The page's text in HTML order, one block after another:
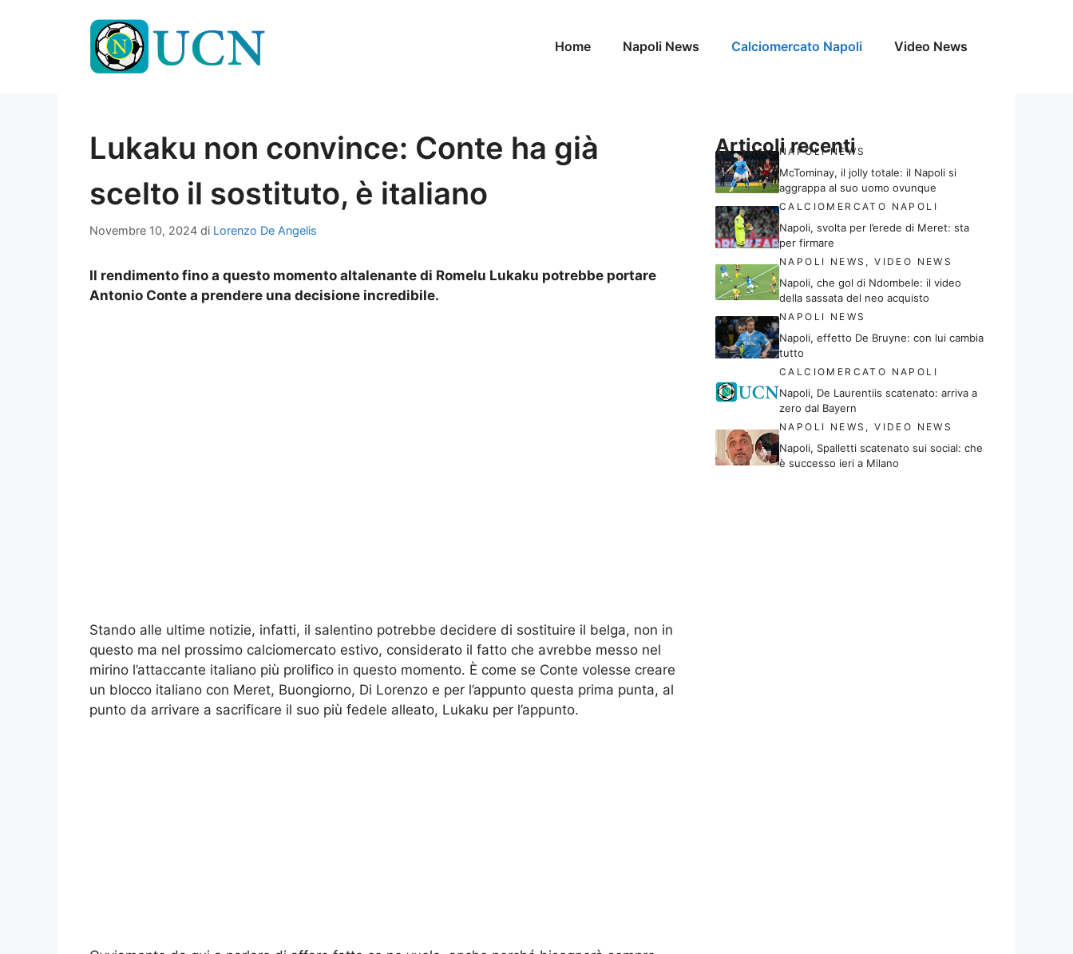
Home Napoli News Calciomercato Napoli Video News
Lukaku non convince: Conte ha già
scelto il sostituto, è italiano
Novembre 10, 2024 di Lorenzo De Angelis
Il rendimento fino a questo momento altalenante di Romelu Lukaku potrebbe portare
Antonio Conte a prendere una decisione incredibile.
Stando alle ultime notizie, infatti, il salentino potrebbe decidere di sostituire il belga, non in
questo ma nel prossimo calciomercato estivo, considerato il fatto che avrebbe messo nel
mirino l’attaccante italiano più prolifico in questo momento. È come se Conte volesse creare
un blocco italiano con Meret, Buongiorno, Di Lorenzo e per l’appunto questa prima punta, al
punto da arrivare a sacrificare il suo più fedele alleato, Lukaku per l’appunto.
Articoli recenti
NAPOLI NEWS
McTominay, il jolly totale: il Napoli si
aggrappa al suo uomo ovunque
CALCIOMERCATO NAPOLI
Napoli, svolta per l’erede di Meret: sta
per firmare
NAPOLI NEWS ,VIDEO NEWS
Napoli, che gol di Ndombele: il video
della sassata del neo acquisto
NAPOLI NEWS
Napoli, effetto De Bruyne: con lui cambia
tutto
CALCIOMERCATO NAPOLI
Napoli, De Laurentiis scatenato: arriva a
zero dal Bayern
NAPOLI NEWS ,VIDEO NEWS
Napoli, Spalletti scatenato sui social: che
è successo ieri a Milano